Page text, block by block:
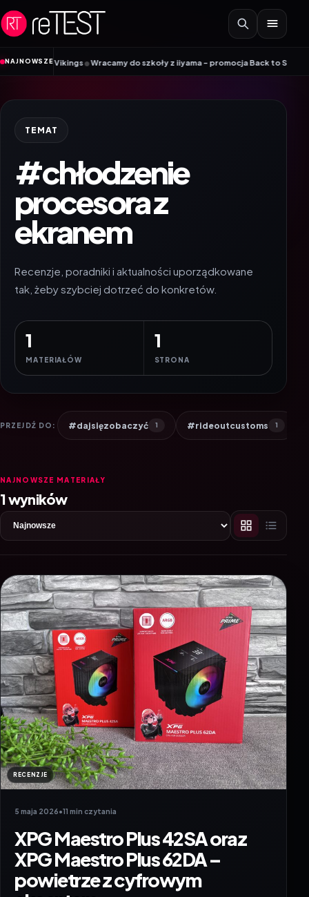
Przejdź do treści
NAJNOWSZE
Vikings•Wracamy do szkoły z iiyama – promocja Back to School na
TEMAT
#chłodzenie
procesora z
ekranem
Recenzje, poradniki i aktualności uporządkowane
tak, żeby szybciej dotrzeć do konkretów.
1
MATERIAŁÓW
1
STRONA
PRZEJDŹ DO: #dajsięzobaczyć 1 #rideoutcustoms 1
NAJNOWSZE MATERIAŁY
1 wyników
RECENZJE
5 maja 2026•11 min czytania
XPG Maestro Plus 42SA oraz
XPG Maestro Plus 62DA –
powietrze z cyfrowym